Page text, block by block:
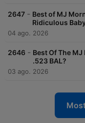
2647 - Best of MJ
Ridiculous
04 ago. 2026
2646 - Best Of The
.523 BAL?
03 ago. 2026